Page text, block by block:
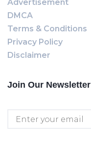
Advertisement
DMCA
Terms & Conditions
Privacy Policy
Disclaimer
Join Our Newsletter